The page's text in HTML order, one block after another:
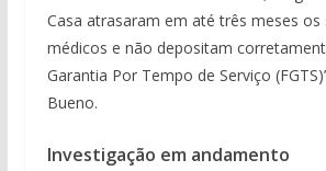
Casa atrasaram em até três meses os
médicos e não depositam
Garantia Por Tempo de Serviço
Bueno.
Investigação em andamento